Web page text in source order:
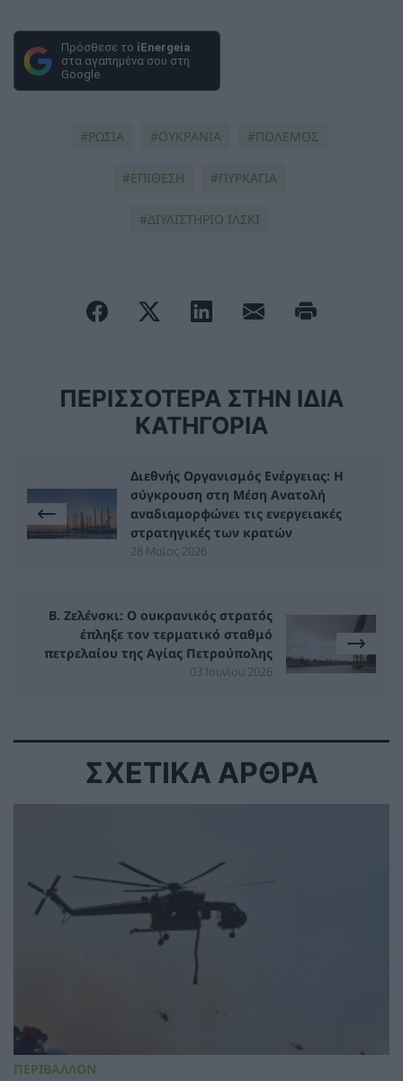
Πρόσθεσε το iEnergeia
στα αγαπημένα σου στη
Google
ΡΩΣΙΑ ΟΥΚΡΑΝΊΑ ΠΟΛΕΜΟΣ
ΕΠΙΘΕΣΗ ΠΥΡΚΑΓΙΑ
ΔΙΥΛΙΣΤΗΡΙΟ ΙΛΣΚΙ
ΠΕΡΙΣΣΟΤΕΡΑ ΣΤΗΝ ΙΔΙΑ
ΚΑΤΗΓΟΡΙΑ
Διεθνής Οργανισμός Ενέργειας: Η
σύγκρουση στη Μέση Ανατολή
αναδιαμορφώνει τις ενεργειακές
στρατηγικές των κρατών
28 Μαϊος 2026
Β. Ζελένσκι: Ο ουκρανικός στρατός
έπληξε τον τερματικό σταθμό
πετρελαίου της Αγίας Πετρούπολης
03 Ιουνίου 2026
ΣΧΕΤΙΚΑ ΑΡΘΡΑ
ΠΕΡΙΒΑΛΛΟΝ